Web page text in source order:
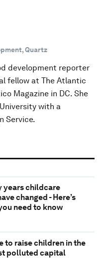
Quartz
development reporter
fellow at The Atlantic
Magazine in DC. She
with a
Service.
years childcare
changed - Here’s
need to know
to raise children in the
polluted capital